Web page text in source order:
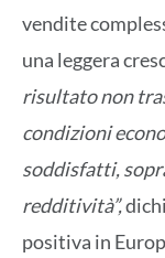
vendite
una leggera
risultato non
condizioni
soddisfatti,
redditività”,
positiva in